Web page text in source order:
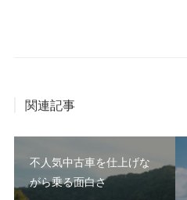
関連記事
不人気中古車を仕上げな
がら乗る面白さ